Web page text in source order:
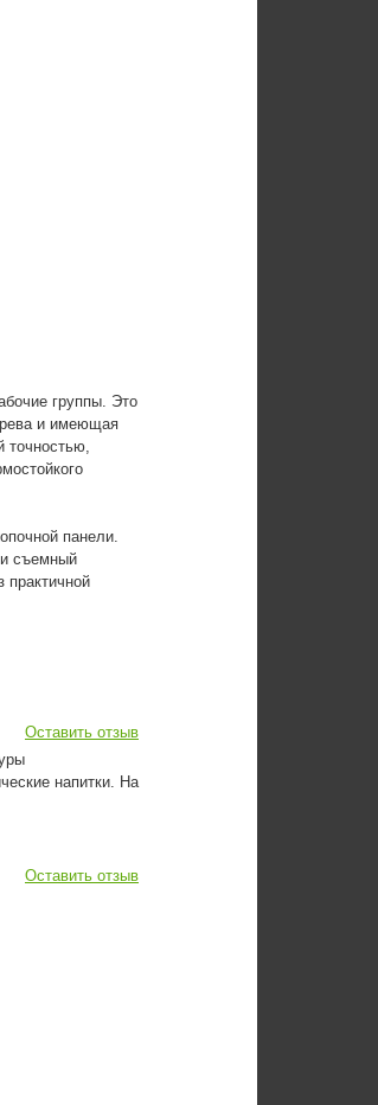
группы. Это
и имеющая
точностью,
панели.
съемный
практичной
Оставить отзыв
напитки. На
Оставить отзыв